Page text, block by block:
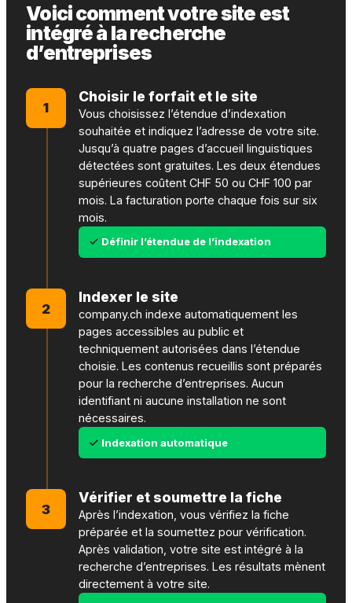
Voici comment votre site est
intégré à la recherche
d’entreprises
1
Choisir le forfait et le site
Vous choisissez l’étendue d’indexation
souhaitée et indiquez l’adresse de votre site.
Jusqu’à quatre pages d’accueil linguistiques
détectées sont gratuites. Les deux étendues
supérieures coûtent CHF 50 ou CHF 100 par
mois. La facturation porte chaque fois sur six
mois.
Définir l’étendue de l’indexation
2
Indexer le site
company.ch indexe automatiquement les
pages accessibles au public et
techniquement autorisées dans l’étendue
choisie. Les contenus recueillis sont préparés
pour la recherche d’entreprises. Aucun
identifiant ni aucune installation ne sont
nécessaires.
Indexation automatique
3
Vérifier et soumettre la fiche
Après l’indexation, vous vérifiez la fiche
préparée et la soumettez pour vérification.
Après validation, votre site est intégré à la
recherche d’entreprises. Les résultats mènent
directement à votre site.